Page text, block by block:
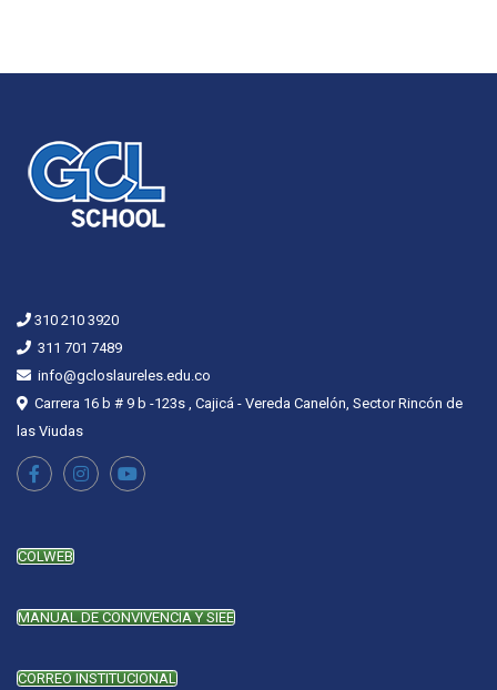
310 210 3920
311 701 7489
info@gcloslaureles.edu.co
Carrera 16 b # 9 b -123s , Cajicá - Vereda Canelón, Sector Rincón de
las Viudas
COLWEB
MANUAL DE CONVIVENCIA Y SIEE
CORREO INSTITUCIONAL